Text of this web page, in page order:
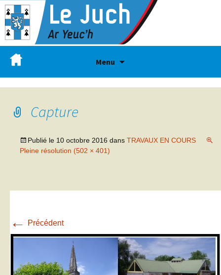
Menu
Capture
Publié le 10 octobre 2016 dans TRAVAUX EN COURS
Pleine résolution (502 × 401)
← Précédent